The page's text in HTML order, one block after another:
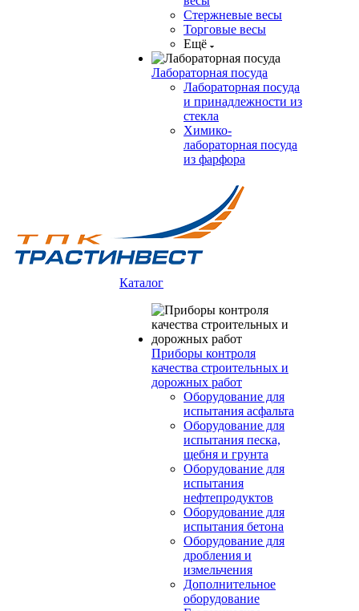
Стержневые весы
Торговые весы
Ещё
Лабораторная посуда
Лабораторная посуда
и принадлежности из
стекла
Химико-
лабораторная посуда
из фарфора
Каталог
Приборы контроля
качества строительных и
дорожных работ
Оборудование для
испытания асфальта
Оборудование для
испытания песка,
щебня и грунта
Оборудование для
испытания
нефтепродуктов
Оборудование для
испытания бетона
Оборудование для
дробления и
измельчения
Дополнительное
оборудование